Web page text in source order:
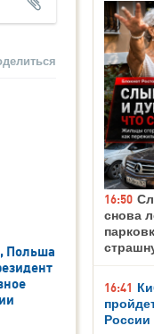
Польша
16:50
снова
16:41
России